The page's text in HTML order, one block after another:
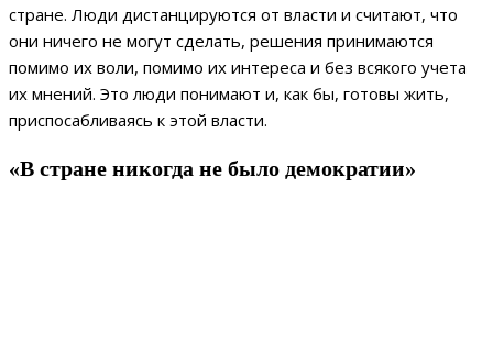
стране. Люди дистанцируются от власти и считают, что
они ничего не могут сделать, решения принимаются
помимо их воли, помимо их интереса и без всякого учета
их мнений. Это люди понимают и, как бы, готовы жить,
приспосабливаясь к этой власти.
«В стране никогда не было демократии»